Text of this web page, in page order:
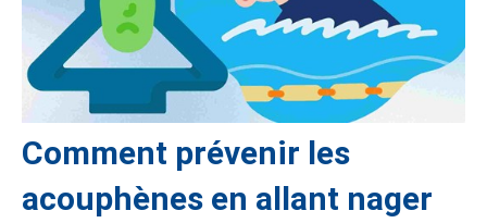
Comment prévenir les
acouphènes en allant nager